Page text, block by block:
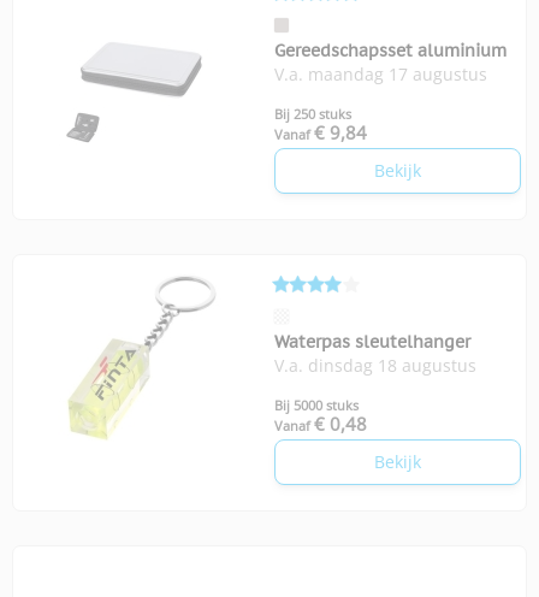
Gereedschapsset aluminium
V.a. maandag 17 augustus
Bij 250 stuks
Vanaf € 9,84
Bekijk
Waterpas sleutelhanger
V.a. dinsdag 18 augustus
Bij 5000 stuks
Vanaf € 0,48
Bekijk